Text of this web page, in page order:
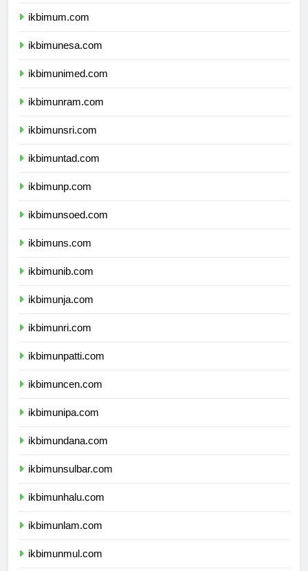
ikbimum.com
ikbimunesa.com
ikbimunimed.com
ikbimunram.com
ikbimunsri.com
ikbimuntad.com
ikbimunp.com
ikbimunsoed.com
ikbimuns.com
ikbimunib.com
ikbimunja.com
ikbimunri.com
ikbimunpatti.com
ikbimuncen.com
ikbimunipa.com
ikbimundana.com
ikbimunsulbar.com
ikbimunhalu.com
ikbimunlam.com
ikbimunmul.com